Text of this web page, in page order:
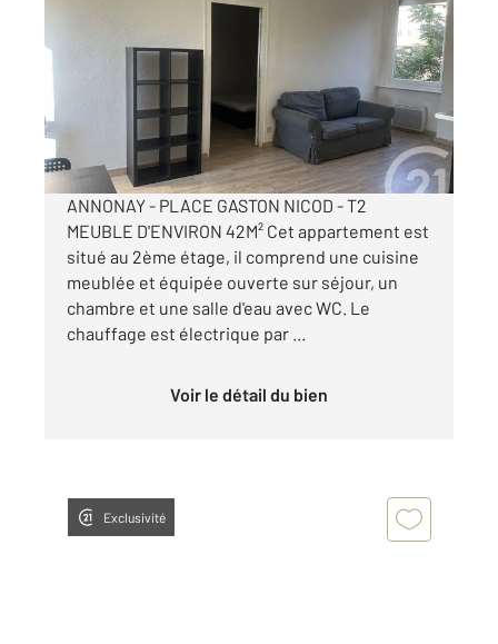
Appartement T2 à louer
385 €
par mois charges comprises
ANNONAY - PLACE GASTON NICOD - T2
MEUBLE D'ENVIRON 42M² Cet appartement est
situé au 2ème étage, il comprend une cuisine
meublée et équipée ouverte sur séjour, un
chambre et une salle d'eau avec WC. Le
chauffage est électrique par ...
Voir le détail du bien
Exclusivité